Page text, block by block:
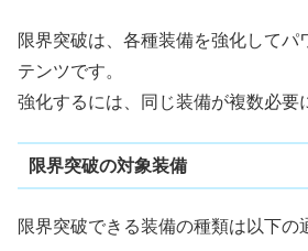
限界突破は、各種装備を強化してパ
テンツです。
強化するには、同じ装備が複数必要
限界突破の対象装備
限界突破できる装備の種類は以下の